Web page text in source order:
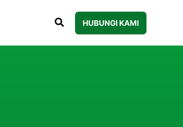
HUBUNGI KAMI